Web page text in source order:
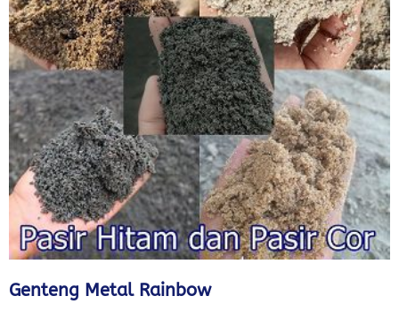
Genteng Metal Rainbow